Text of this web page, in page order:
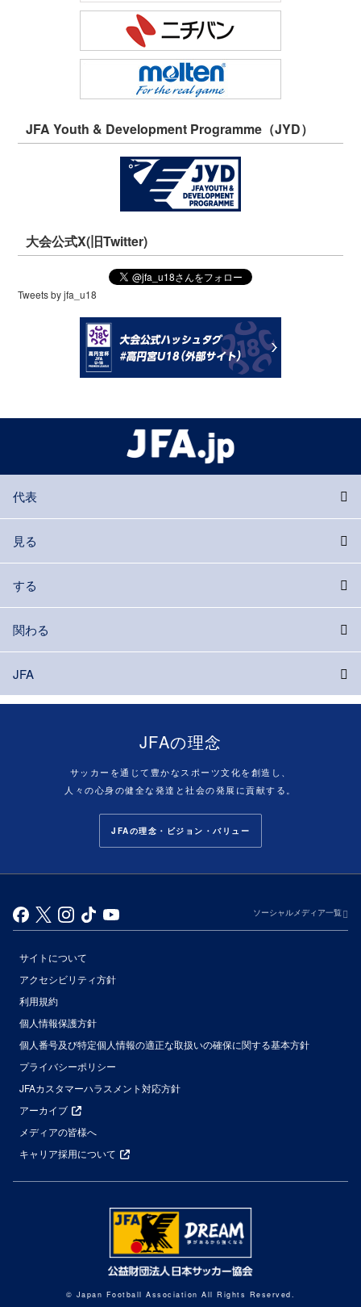
JFA Youth & Development Programme（JYD）
大会公式X(旧Twitter)
Tweets by jfa_u18
代表
見る
する
関わる
JFA
JFAの理念
サッカーを通じて豊かなスポーツ文化を創造し、
人々の心身の健全な発達と社会の発展に貢献する。
JFAの理念・ビジョン・バリュー
ソーシャルメディア一覧
サイトについて
アクセシビリティ方針
利用規約
個人情報保護方針
個人番号及び特定個人情報の適正な取扱いの確保に関する基本方針
プライバシーポリシー
JFAカスタマーハラスメント対応方針
アーカイブ
メディアの皆様へ
キャリア採用について
© Japan Football Association All Rights Reserved.